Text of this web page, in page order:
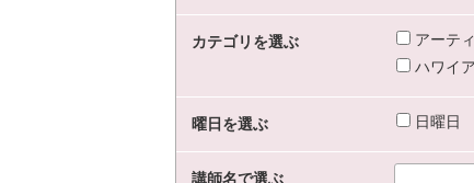
カテゴリを選ぶ アーテ
ハワイ
曜日を選ぶ 日曜日
講師名で選ぶ